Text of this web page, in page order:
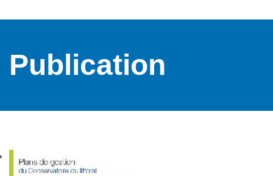
Publication